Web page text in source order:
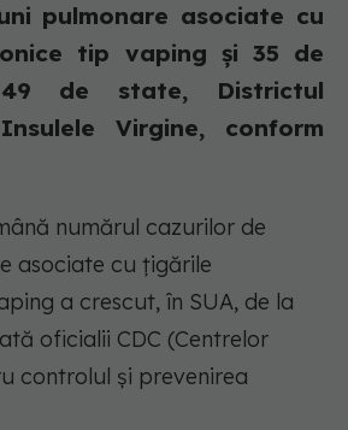
pulmonare asociate cu
tip vaping și 35 de
de state, Districtul
Virgine, conform
numărul cazurilor de
asociate cu țigările
a crescut, în SUA, de la
oficialii CDC (Centrelor
controlul și prevenirea